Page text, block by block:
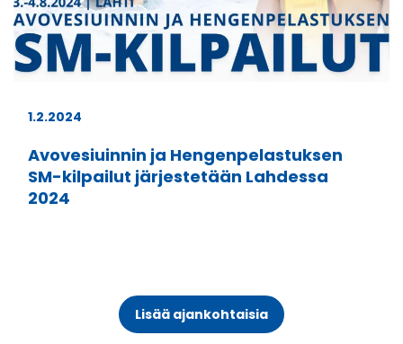
1.2.2024
Avovesiuinnin ja Hengenpelastuksen
SM-kilpailut järjestetään Lahdessa
2024
Lisää ajankohtaisia